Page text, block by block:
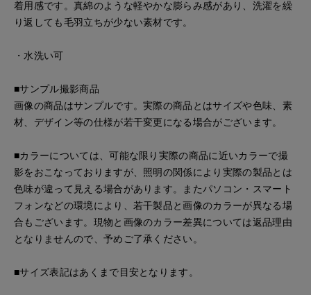
着用感です。真綿のような軽やかな膨らみ感があり、洗濯を繰
り返しても毛羽立ちが少ない素材です。
・水洗い可
■サンプル撮影商品
画像の商品はサンプルです。実際の商品とはサイズや色味、素
材、デザイン等の仕様が若干変更になる場合がございます。
■カラーについては、可能な限り実際の商品に近いカラーで撮
影をおこなっておりますが、照明の関係により実際の製品とは
色味が違って見える場合があります。またパソコン・スマート
フォンなどの環境により、若干製品と画像のカラーが異なる場
合もございます。現物と画像のカラー差異については返品理由
となりませんので、予めご了承ください。
■サイズ表記はあくまで目安となります。